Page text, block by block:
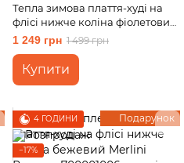
Тепла зимова плаття-худі на
флісі нижче коліна фіолетовий
Merlini Рошель 700001005,
розмір 46-48 (L-XL)
1 249 грн 1 499 грн
Купити
Подарунок
4 ГОДИНИ
−17%